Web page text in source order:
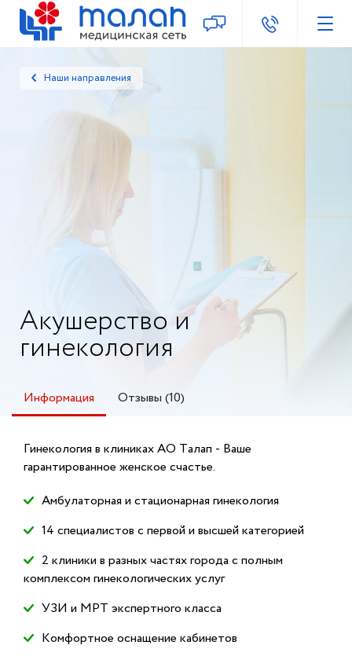
Наши направления
Акушерство и
гинекология
Информация Отзывы (10)
Гинекология в клиниках АО Талап - Ваше
гарантированное женское счастье.
Амбулаторная и стационарная гинекология
14 специалистов с первой и высшей категорией
2 клиники в разных частях города с полным
комплексом гинекологических услуг
УЗИ и МРТ экспертного класса
Комфортное оснащение кабинетов